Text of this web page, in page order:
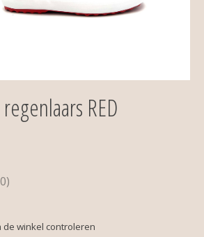
RED
dit product is
winkel controleren